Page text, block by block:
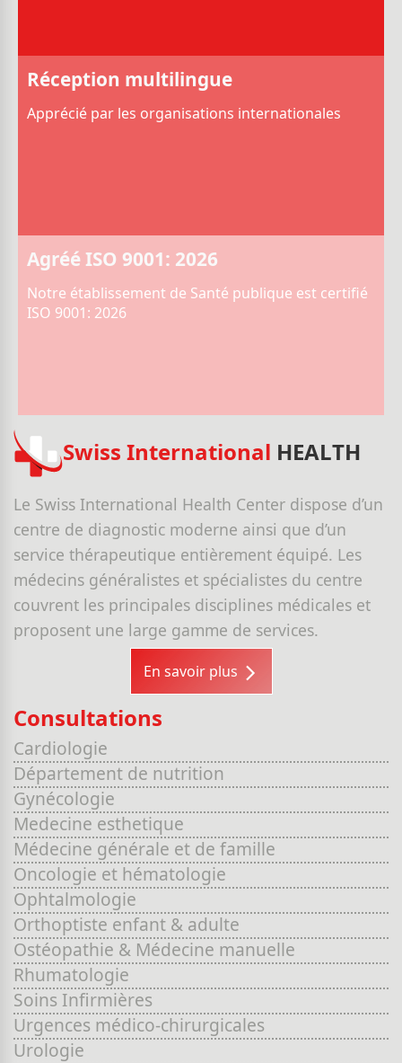
Réception multilingue
Apprécié par les organisations internationales
Agréé ISO 9001: 2026
Notre établissement de Santé publique est certifié
ISO 9001: 2026
Swiss International HEALTH
Le Swiss International Health Center dispose d’un
centre de diagnostic moderne ainsi que d’un
service thérapeutique entièrement équipé. Les
médecins généralistes et spécialistes du centre
couvrent les principales disciplines médicales et
proposent une large gamme de services.
En savoir plus
Consultations
Cardiologie
Département de nutrition
Gynécologie
Medecine esthetique
Médecine générale et de famille
Oncologie et hématologie
Ophtalmologie
Orthoptiste enfant & adulte
Ostéopathie & Médecine manuelle
Rhumatologie
Soins Infirmières
Urgences médico-chirurgicales
Urologie